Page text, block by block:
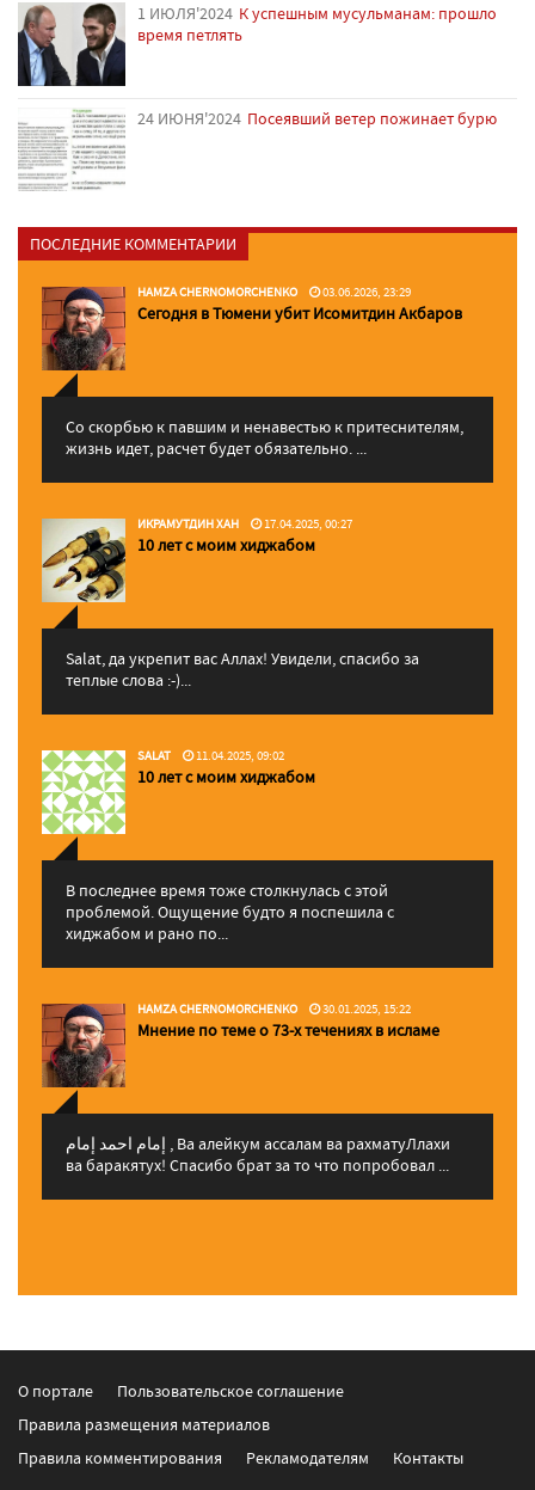
1 ИЮЛЯ'2024 К успешным мусульманам: прошло
время петлять
24 ИЮНЯ'2024 Посеявший ветер пожинает бурю
ПОСЛЕДНИЕ КОММЕНТАРИИ
HAMZA CHERNOMORCHENKO 03.06.2026, 23:29
Сегодня в Тюмени убит Исомитдин Акбаров
Со скорбью к павшим и ненавестью к притеснителям,
жизнь идет, расчет будет обязательно. ...
ИКРАМУТДИН ХАН 17.04.2025, 00:27
10 лет с моим хиджабом
Salat, да укрепит вас Аллаx! Увидели, спасибо за
теплые слова :-)...
SALAT 11.04.2025, 09:02
10 лет с моим хиджабом
В последнее время тоже столкнулась с этой
проблемой. Ощущение будто я поспешила с
хиджабом и рано по...
HAMZA CHERNOMORCHENKO 30.01.2025, 15:22
Мнение по теме о 73-х течениях в исламе
إمام احمد إمام , Ва алейкум ассалам ва рахматуЛлахи
ва баракятух! Спасибо брат за то что попробовал ...
О портале
Пользовательское соглашение
Правила размещения материалов
Правила комментирования
Рекламодателям Контакты